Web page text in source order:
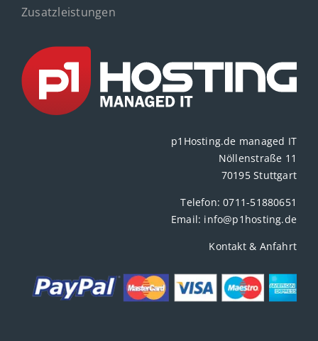
Zusatzleistungen
p1Hosting.de managed IT
Nöllenstraße 11
70195 Stuttgart
Telefon:0711-51880651
Email: info@p1hosting.de
Kontakt & Anfahrt